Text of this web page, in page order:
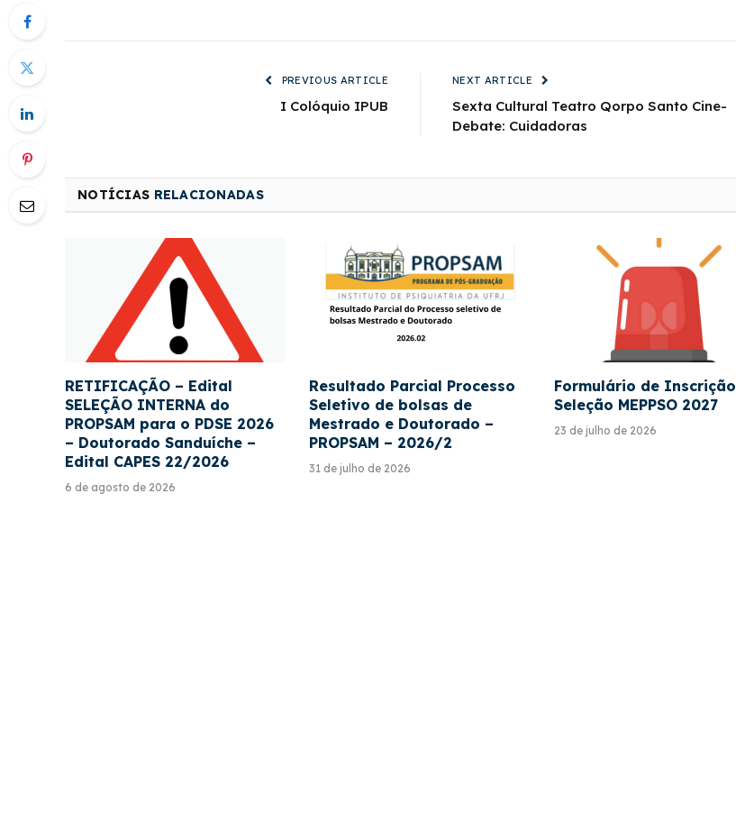
PREVIOUS ARTICLE
I Colóquio IPUB
NEXT ARTICLE
Sexta Cultural Teatro Qorpo Santo Cine-
Debate: Cuidadoras
NOTÍCIAS RELACIONADAS
RETIFICAÇÃO – Edital
SELEÇÃO INTERNA do
PROPSAM para o PDSE 2026
– Doutorado Sanduíche –
Edital CAPES 22/2026
6 de agosto de 2026
Resultado Parcial Processo
Seletivo de bolsas de
Mestrado e Doutorado –
PROPSAM – 2026/2
31 de julho de 2026
Formulário de Inscrição
Seleção MEPPSO 2027
23 de julho de 2026